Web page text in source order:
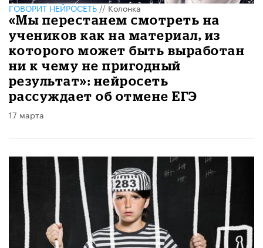
ГОВОРИТ НЕЙРОСЕТЬ//Колонка
«Мы перестанем смотреть на
учеников как на материал, из
которого может быть выработан
ни к чему не пригодный
результат»: нейросеть
рассуждает об отмене ЕГЭ
17 марта